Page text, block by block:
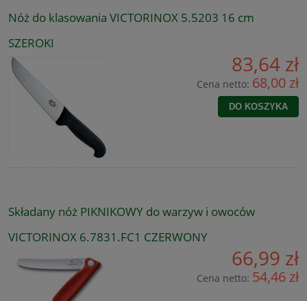
Nóż do klasowania VICTORINOX 5.5203 16 cm
SZEROKI
83,64 zł
Cena netto: 68,00 zł
DO KOSZYKA
Składany nóż PIKNIKOWY do warzyw i owoców
VICTORINOX 6.7831.FC1 CZERWONY
66,99 zł
Cena netto: 54,46 zł